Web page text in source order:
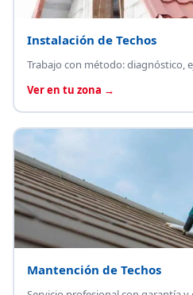
Instalación de Techos
Trabajo con método: diagnóstico,
Ver en tu zona →
Mantención de Techos